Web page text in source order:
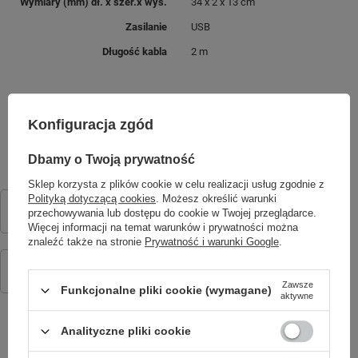
Urządzenie może być zasilane przez
baterie AA lub wtyczkę USB.
pomarańczowym, zielony, czerwonym
i różowym. Urządzenie jest wykonane
z plastiku w białym kolorze. Wymiary
Zasilanie USB
Długość kabla 2 m
MOŻE CIĘ ZAINTERESOWAĆ
Pasek silikonowy KW-520 niebieski
44,90 zł / szt.
249,00 zł
Konfiguracja zgód
Dbamy o Twoją prywatność
Sklep korzysta z plików cookie w celu realizacji usług zgodnie z
Polityką dotyczącą cookies. Możesz określić warunki
przechowywania lub dostępu do cookie w Twojej przeglądarce.
Więcej informacji na temat warunków i prywatności można
znaleźć także na stronie Prywatność i warunki Google.
Funkcjonalne pliki cookie (wymagane)
Zawsze
aktywne
Analityczne pliki cookie